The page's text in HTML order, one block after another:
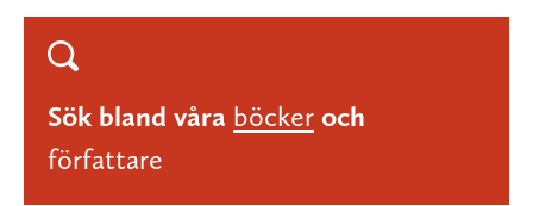
Sök bland våra böcker och
författare